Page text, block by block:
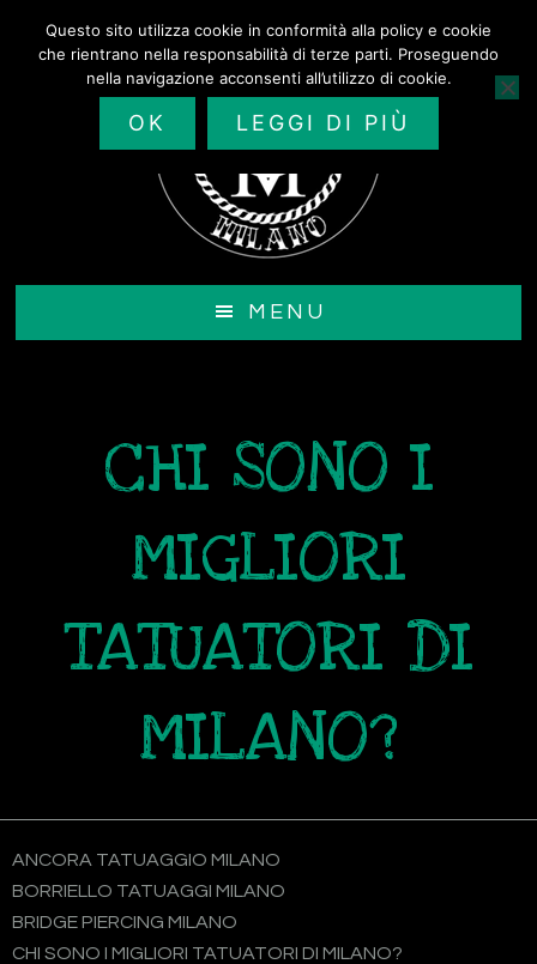
contenuto
MENU
CHI SONO I
MIGLIORI
TATUATORI DI
MILANO?
ANCORA TATUAGGIO MILANO
BORRIELLO TATUAGGI MILANO
BRIDGE PIERCING MILANO
CHI SONO I MIGLIORI TATUATORI DI MILANO?
Questo sito utilizza cookie in conformità alla policy e cookie
che rientrano nella responsabilità di terze parti. Proseguendo
nella navigazione acconsenti all’utilizzo di cookie.
OK LEGGI DI PIÙ